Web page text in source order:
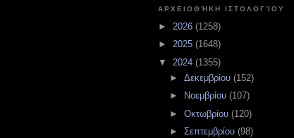
ΑΡΧΕΙΟΘΉΚΗ ΙΣΤΟΛΟΓΊΟΥ
► 2026 (1258)
► 2025 (1648)
▼ 2024 (1355)
► Δεκεμβρίου (152)
►
Νοεμβρίου (107)
► Οκτωβρίου (120)
► Σεπτεμβρίου (98)